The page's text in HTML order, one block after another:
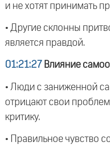
и не хотят принимать
• Другие склонны
является правдой.
01:21:27 Влияние
• Люди с заниженной
отрицают свои
критику.
• Правильное чувство